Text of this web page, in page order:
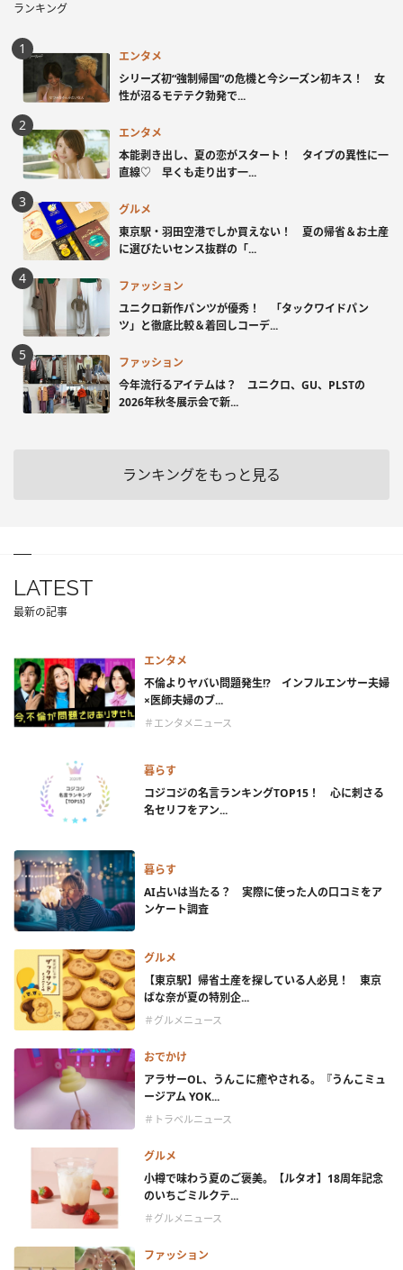
ランキング
エンタメ
シリーズ初“強制帰国”の危機と今シーズン初キス！ 女
性が沼るモテテク勃発で...
エンタメ
本能剥き出し、夏の恋がスタート！ タイプの異性に一
直線♡ 早くも走り出す一...
グルメ
東京駅・羽田空港でしか買えない！ 夏の帰省＆お土産
に選びたいセンス抜群の「...
ファッション
ユニクロ新作パンツが優秀！ 「タックワイドパン
ツ」と徹底比較＆着回しコーデ...
ファッション
今年流行るアイテムは？ ユニクロ、GU、PLSTの
2026年秋冬展示会で新...
ランキングをもっと見る
LATEST
最新の記事
エンタメ
不倫よりヤバい問題発生!? インフルエンサー夫婦
×医師夫婦のブ...
＃エンタメニュース
暮らす
コジコジの名言ランキングTOP15！ 心に刺さる
名セリフをアン...
暮らす
AI占いは当たる？ 実際に使った人の口コミをア
ンケート調査
グルメ
【東京駅】帰省土産を探している人必見！ 東京
ばな奈が夏の特別企...
＃グルメニュース
おでかけ
アラサーOL、うんこに癒やされる。『うんこミュ
ージアム YOK...
＃トラベルニュース
グルメ
小樽で味わう夏のご褒美。【ルタオ】18周年記念
のいちごミルクテ...
＃グルメニュース
ファッション